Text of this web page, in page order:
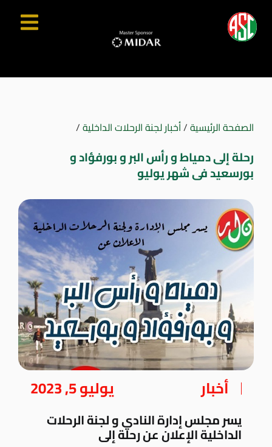
الصفحة الرئيسية/أخبار لجنة الرحلات الداخلية/
رحلة إلى دمياط و رأس البر و بورفؤاد و
بورسعيد فى شهر يوليو
أخبار يوليو 5, 2023
يسر مجلس إدارة النادي و لجنة الرحلات
الداخلية الإعلان عن رحلة إلى